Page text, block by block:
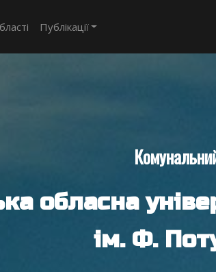
Публікації
обласна
ім. Ф.